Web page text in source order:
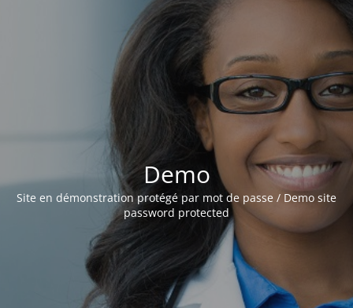
Demo
Site en démonstration protégé par mot de passe / Demo site
password protected